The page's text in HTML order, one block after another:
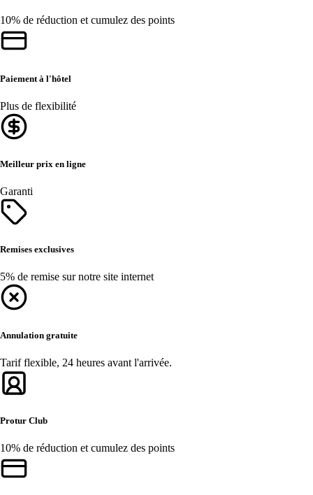
10% de réduction et cumulez des points
Paiement à l'hôtel
Plus de flexibilité
Meilleur prix en ligne
Garanti
Remises exclusives
5% de remise sur notre site internet
Annulation gratuite
Tarif flexible, 24 heures avant l'arrivée.
Protur Club
10% de réduction et cumulez des points